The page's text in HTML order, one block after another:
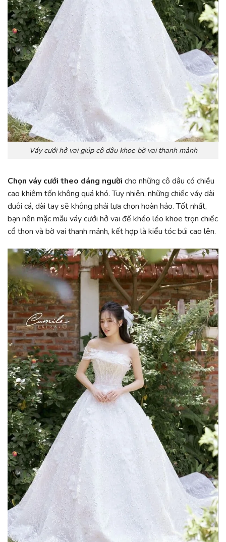
Váy cưới hở vai giúp cô dâu khoe bờ vai thanh mảnh
Chọn váy cưới theo dáng người cho những cô dâu có chiều
cao khiêm tốn không quá khó. Tuy nhiên, những chiếc váy dài
đuôi cá, dài tay sẽ không phải lựa chọn hoàn hảo. Tốt nhất,
bạn nên mặc mẫu váy cưới hở vai để khéo léo khoe trọn chiếc
cổ thon và bờ vai thanh mảnh, kết hợp là kiểu tóc búi cao lên.